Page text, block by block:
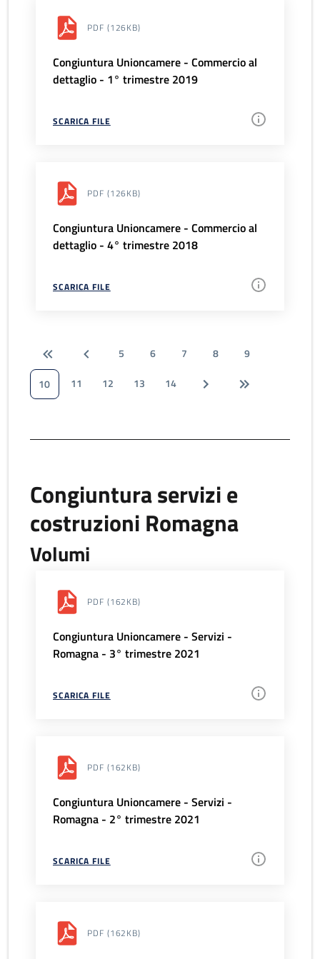
PDF (126KB)
Congiuntura Unioncamere - Commercio al
dettaglio - 1° trimestre 2019
SCARICA FILE
PDF (126KB)
Congiuntura Unioncamere - Commercio al
dettaglio - 4° trimestre 2018
SCARICA FILE
5 6 7 8
9
10
11 12 13 14
Congiuntura servizi e
costruzioni Romagna
Volumi
PDF (162KB)
Congiuntura Unioncamere - Servizi -
Romagna - 3° trimestre 2021
SCARICA FILE
PDF (162KB)
Congiuntura Unioncamere - Servizi -
Romagna - 2° trimestre 2021
SCARICA FILE
PDF (162KB)